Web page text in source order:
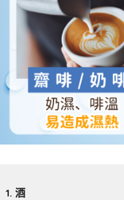
1. 酒